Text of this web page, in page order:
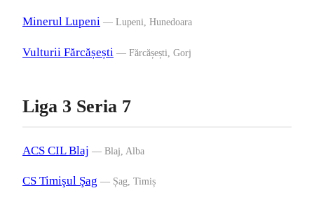
Minerul Lupeni — Lupeni, Hunedoara
Vulturii Fărcășești — Fărcășești, Gorj
Liga 3 Seria 7
ACS CIL Blaj — Blaj, Alba
CS Timişul Şag — Șag, Timiș